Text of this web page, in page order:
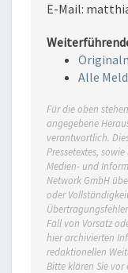
E-Mail:
Alle
Für die oben
angegebene
verantwortlich.
Pressetextes,
Medien- und
Network GmbH
oder
Fall von Vorsatz
hier archivierten
redaktionellen
Bitte klären Sie